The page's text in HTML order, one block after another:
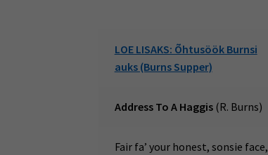
LOE LISAKS: Õhtusöök Burnsi
auks (Burns Supper)
Address To A Haggis(R. Burns)
Fair fa’ your honest, sonsie face,